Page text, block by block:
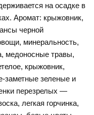
на осадке в
Аромат: крыжовник,
черной
минеральность,
медоносные травы,
крыжовник,
заметные зеленые и
перезрелых —
легкая горчинка,